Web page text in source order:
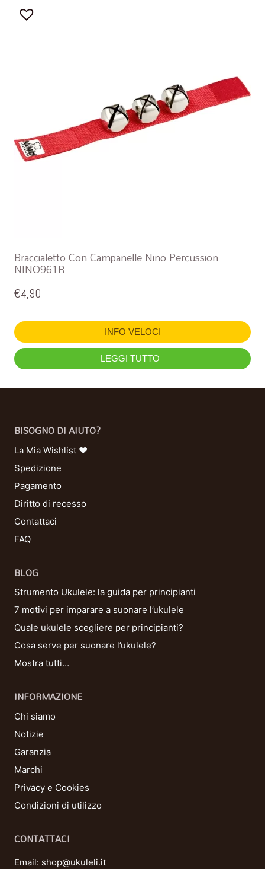
Braccialetto Con Campanelle Nino Percussion
NINO961R
€4,90
INFO VELOCI
LEGGI TUTTO
BISOGNO DI AIUTO?
La Mia Wishlist ❤
Spedizione
Pagamento
Diritto di recesso
Contattaci
FAQ
BLOG
Strumento Ukulele: la guida per principianti
7 motivi per imparare a suonare l’ukulele
Quale ukulele scegliere per principianti?
Cosa serve per suonare l’ukulele?
Mostra tutti…
INFORMAZIONE
Chi siamo
Notizie
Garanzia
Marchi
Privacy e Cookies
Condizioni di utilizzo
CONTATTACI
Email: shop@ukuleli.it